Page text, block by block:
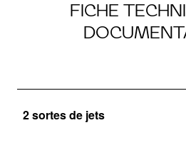
FICHE
2 sortes de jets